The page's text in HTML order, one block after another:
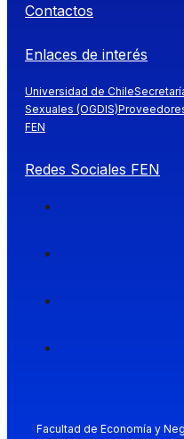
Contactos
Enlaces de interés
Universidad de Chile
Sexuales (OGDIS)
FEN
Redes Sociales FEN
Facultad de Economía y